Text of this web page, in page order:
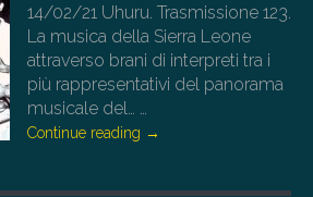
14/02/21 Uhuru. Trasmissione 123.
La musica della Sierra Leone
attraverso brani di interpreti tra i
più rappresentativi del panorama
musicale del… …
Continue reading →